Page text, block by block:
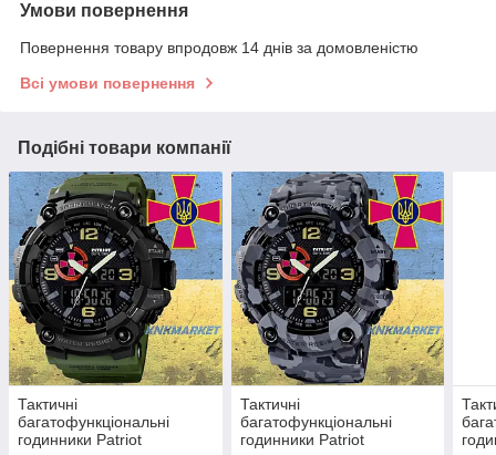
Умови повернення
Повернення товару впродовж 14 днів за домовленістю
Всі умови повернення
Подібні товари компанії
Тактичні
багатофункціональні
годинники Patriot
Тактичні
багатофункціональні
годинники Patriot